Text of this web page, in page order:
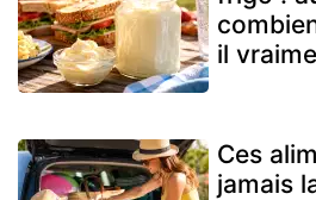
il
Ces
jamais